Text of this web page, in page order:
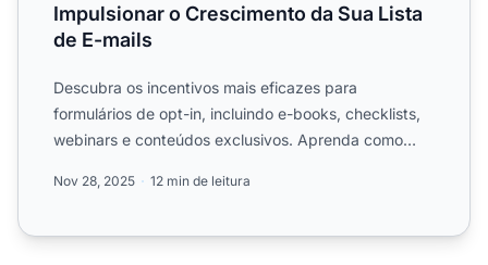
Impulsionar o Crescimento da Sua Lista
de E-mails
Descubra os incentivos mais eficazes para
formulários de opt-in, incluindo e-books, checklists,
webinars e conteúdos exclusivos. Aprenda como
Nov 28, 2025 12 min de leitura